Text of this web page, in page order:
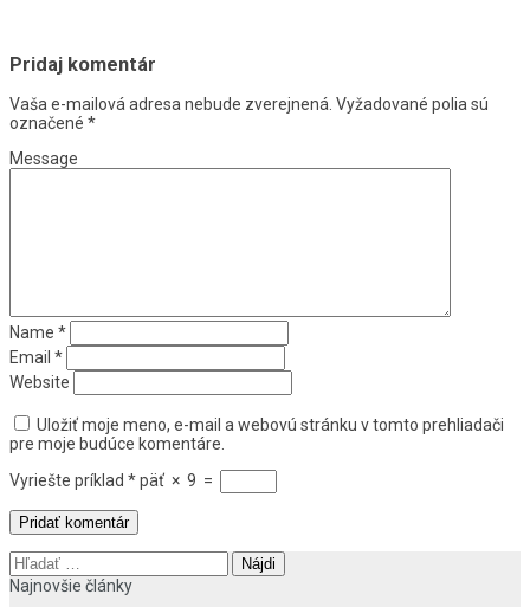
Pridaj komentár
Vaša e-mailová adresa nebude zverejnená. Vyžadované polia sú
označené *
Message
Name *
Email *
Website
Uložiť moje meno, e-mail a webovú stránku v tomto prehliadači
pre moje budúce komentáre.
Vyriešte príklad *päť × 9 =
Hľadať:
Najnovšie články